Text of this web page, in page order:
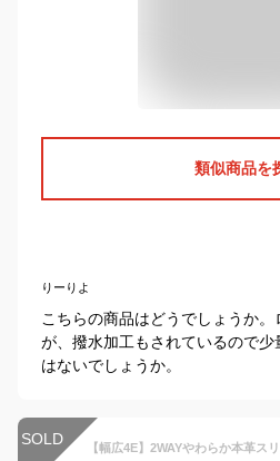
類似商品を
りーりよ
こちらの商品はどうでしょうか
が、撥水加工もされているので
はないでしょうか。
SOLD